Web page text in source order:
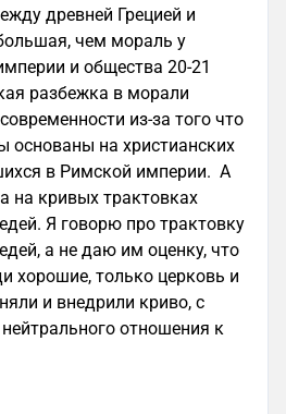
древней Грецией и
чем мораль у
и общества 20-21
разбежка в морали
из-за того что
основаны на христианских
в Римской империи. А
на кривых трактовках
Я говорю про трактовку
а не даю им оценку, что
хорошие, только церковь и
и внедрили криво, с
отношения к